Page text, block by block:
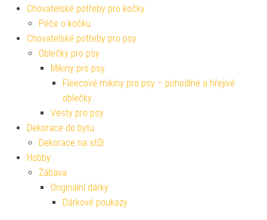
Chovatelské potřeby pro kočky
Péče o kočku
Chovatelské potřeby pro psy
Oblečky pro psy
Mikiny pro psy
Fleecové mikiny pro psy – pohodlné a hřejivé
oblečky
Vesty pro psy
Dekorace do bytu
Dekorace na stůl
Hobby
Zábava
Originální dárky
Dárkové poukazy